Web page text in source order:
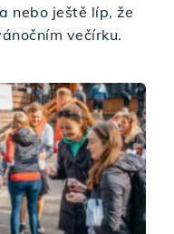
nebo ještě líp, že
večírku.